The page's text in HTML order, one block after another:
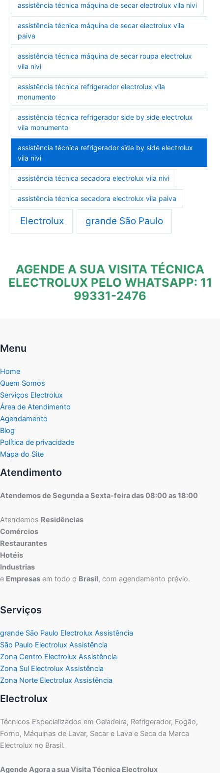
assistência técnica máquina de secar electrolux vila nivi
assistência técnica máquina de secar electrolux vila
paiva
assistência técnica máquina de secar roupa electrolux
vila nivi
assistência técnica refrigerador electrolux vila
monumento
assistência técnica refrigerador side by side electrolux
vila monumento
assistência técnica refrigerador side by side electrolux
vila nivi
assistência técnica secadora electrolux vila nivi
assistência técnica secadora electrolux vila paiva
Electrolux grande São Paulo
AGENDE A SUA VISITA TÉCNICA
ELECTROLUX PELO WHATSAPP: 11
99331-2476
Menu
Home
Quem Somos
Serviços Electrolux
Área de Atendimento
Agendamento
Blog
Política de privacidade
Mapa do Site
Atendimento
Atendemos de Segunda a Sexta-feira das 08:00 as 18:00
Atendemos Residências
Comércios
Restaurantes
Hotéis
Industrias
e Empresas em todo o Brasil, com agendamento prévio.
Serviços
grande São Paulo Electrolux Assistência
São Paulo Electrolux Assistência
Zona Centro Electrolux Assistência
Zona Sul Electrolux Assistência
Zona Norte Electrolux Assistência
Electrolux
Técnicos Especializados em Geladeira, Refrigerador, Fogão,
Forno, Máquinas de Lavar, Secar e Lava e Seca da Marca
Electrolux no Brasil.
Agende Agora a sua Visita Técnica Electrolux